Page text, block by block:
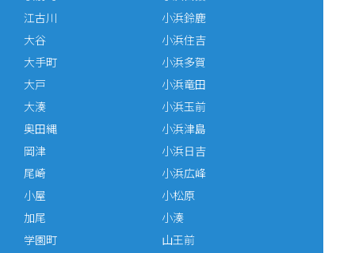
江古川
大谷
大手町
大戸
大湊
奥田縄
岡津
尾崎
小浜鈴鹿
小浜住吉
小浜多賀
小浜竜田
小浜玉前
小浜津島
小浜日吉
小浜広峰
小屋
加尾
学園町
小松原
小湊
山王前